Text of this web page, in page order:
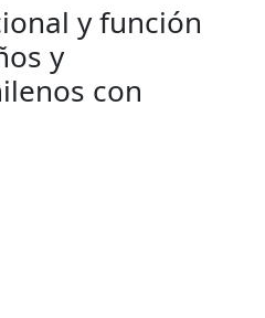
y función
y
con